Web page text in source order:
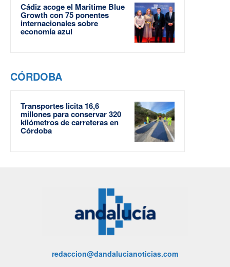
Cádiz acoge el Maritime Blue
Growth con 75 ponentes
internacionales sobre
economía azul
CÓRDOBA
Transportes licita 16,6
millones para conservar 320
kilómetros de carreteras en
Córdoba
redaccion@dandalucianoticias.com